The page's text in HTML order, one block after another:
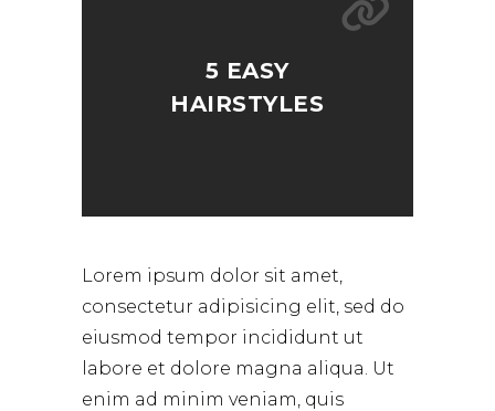
5 EASY
HAIRSTYLES
Lorem ipsum dolor sit amet,
consectetur adipisicing elit, sed do
eiusmod tempor incididunt ut
labore et dolore magna aliqua. Ut
enim ad minim veniam, quis